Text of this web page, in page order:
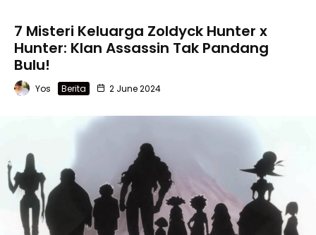
7 Misteri Keluarga Zoldyck Hunter x
Hunter: Klan Assassin Tak Pandang
Bulu!
Yos Berita 2 June 2024